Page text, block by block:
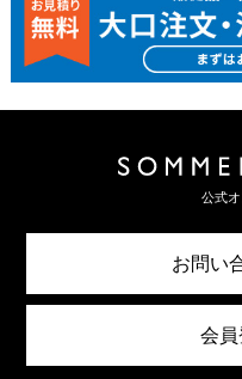
公式
お問い
会員